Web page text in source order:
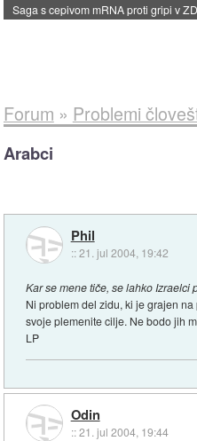
Saga s cepivom mRNA proti gripi v
Forum » Problemi
Arabci
Phil
::21. jul 2004, 19:42
Kar se mene tiče, se lahko
Ni problem del zidu, ki je grajen
svoje plemenite cilje. Ne bodo jih
LP
Odin
::21. jul 2004, 19:44